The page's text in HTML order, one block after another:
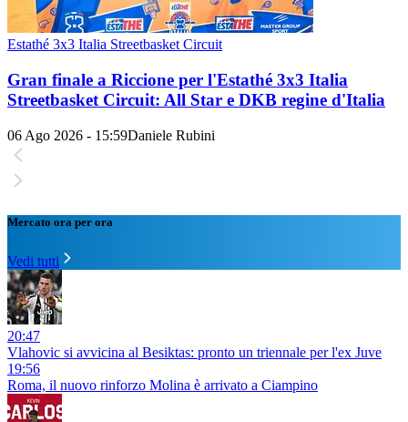
Estathé 3x3 Italia Streetbasket Circuit
Gran finale a Riccione per l'Estathé 3x3 Italia
Streetbasket Circuit: All Star e DKB regine d'Italia
06 Ago 2026 - 15:59Daniele Rubini
Mercato ora per ora
Vedi tutti
20:47
Vlahovic si avvicina al Besiktas: pronto un triennale per l'ex Juve
19:56
Roma, il nuovo rinforzo Molina è arrivato a Ciampino